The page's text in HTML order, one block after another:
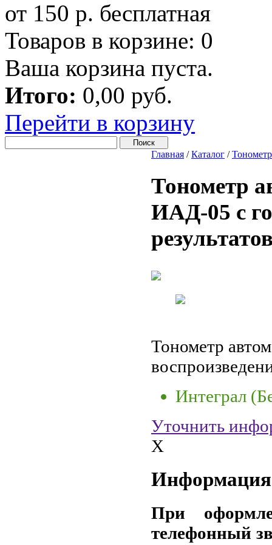
от 150 р. бесплатная
Товаров в корзине: 0
Ваша корзина пуста.
Итого: 0,00 руб.
Перейти в корзину
Главная /Каталог /
Тонометр
ИАД-05 с
Тонометр
Интеграл
Уточнить
X
Информация
При
телефонный